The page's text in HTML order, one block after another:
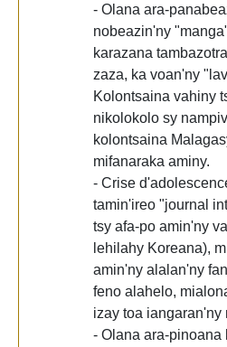
- Olana ara-
nobeazin'ny
karazana
zaza, ka voan'ny
Kolontsaina vahiny
nikolokolo sy
kolontsaina
mifanaraka aminy.
- Crise
tamin'ireo "journal
tsy afa-po amin'ny
lehilahy Koreana),
amin'ny alalan'ny
feno alahelo,
izay toa iangaran'ny
- Olana ara-pinoana